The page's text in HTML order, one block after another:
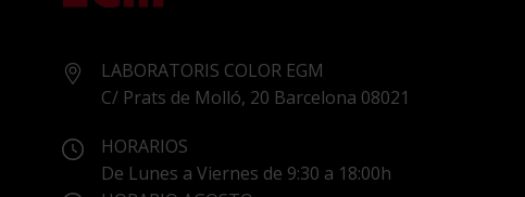
LABORATORIS COLOR EGM
C/ Prats de Molló, 20 Barcelona 08021
HORARIOS
De Lunes a Viernes de 9:30 a 18:00h